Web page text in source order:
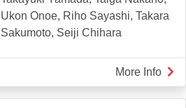
Ukon Onoe, Riho Sayashi, Takara
Sakumoto, Seiji Chihara
More Info
11